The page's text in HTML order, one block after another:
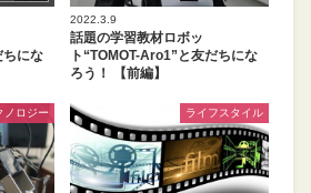
ちにな
2022.3.9
話題の学習教材ロボッ
ト“TOMOT-Aro1”と友だちにな
ろう！ 【前編】
ノロジー ライフスタイル